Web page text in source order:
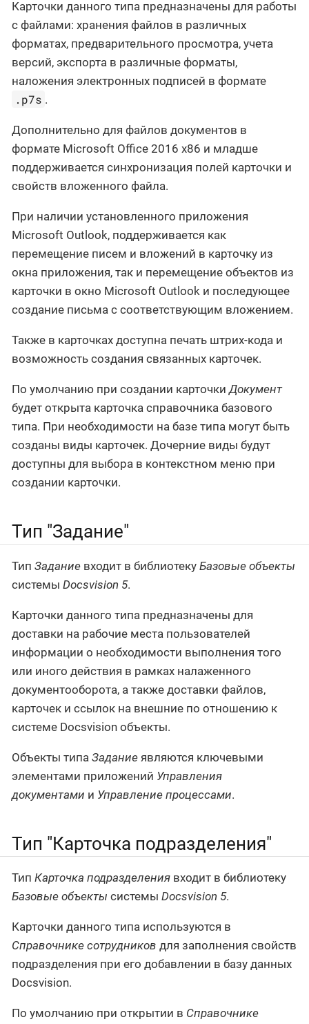
Карточки данного типа предназначены для работы
с файлами: хранения файлов в различных
форматах, предварительного просмотра, учета
версий, экспорта в различные форматы,
наложения электронных подписей в формате
.p7s .
Дополнительно для файлов документов в
формате Microsoft Office 2016 x86 и младше
поддерживается синхронизация полей карточки и
свойств вложенного файла.
При наличии установленного приложения
Microsoft Outlook, поддерживается как
перемещение писем и вложений в карточку из
окна приложения, так и перемещение объектов из
карточки в окно Microsoft Outlook и последующее
создание письма с соответствующим вложением.
Также в карточках доступна печать штрих-кода и
возможность создания связанных карточек.
По умолчанию при создании карточкиДокумент
будет открыта карточка справочника базового
типа. При необходимости на базе типа могут быть
созданы виды карточек. Дочерние виды будут
доступны для выбора в контекстном меню при
создании карточки.
Тип "Задание"
Тип Задание входит в библиотеку Базовые объекты
системы Docsvision 5.
Карточки данного типа предназначены для
доставки на рабочие места пользователей
информации о необходимости выполнения того
или иного действия в рамках налаженного
документооборота, а также доставки файлов,
карточек и ссылок на внешние по отношению к
системе Docsvision объекты.
Объекты типа Задание являются ключевыми
элементами приложений Управления
документами и Управление процессами.
Тип "Карточка подразделения"
Тип Карточка подразделения входит в библиотеку
Базовые объекты системы Docsvision 5.
Карточки данного типа используются в
Справочнике сотрудников для заполнения свойств
подразделения при его добавлении в базу данных
Docsvision.
По умолчанию при открытии в Справочнике